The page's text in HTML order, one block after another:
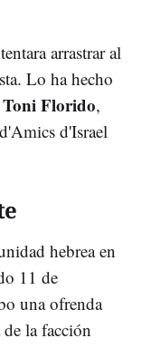
arrastrar al
Lo ha hecho
Toni Florido,
d'Israel
hebrea en
11 de
una ofrenda
de la facción